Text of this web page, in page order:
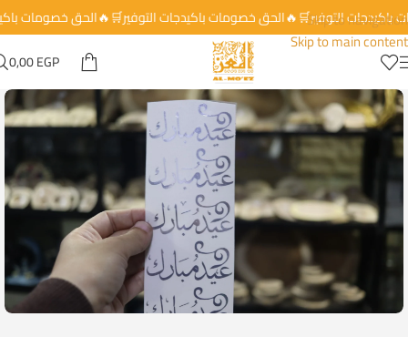
Skip to navigation
Skip to main content
باكيدجات التوفير🛒🔥الحق خصومات باكيدجات التوفير🛒🔥الحق خصومات
0,00EGP